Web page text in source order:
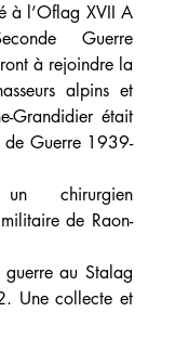
à l’Oflag XVII A
Guerre
à rejoindre la
alpins et
Grandidier était
de Guerre 1939-
un   chirurgien
de Raon-
au Stalag
Une collecte et